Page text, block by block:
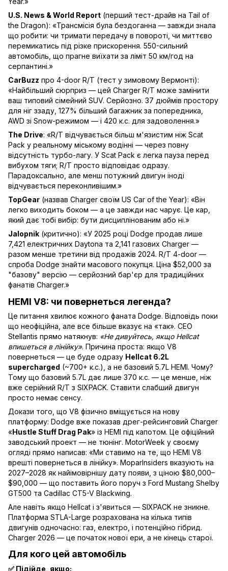
U.S. News & World Report (перший тест-драйв на Tail of
the Dragon): «Трансмісія була бездоганна — завжди знала
що робити: чи тримати передачу в повороті, чи миттєво
перемикатись під різке прискорення. 550-сильний
автомобіль, що прагне виїхати за ліміт 50 км/год на
серпантині.»
CarBuzz про 4-door R/T (тест у зимовому Вермонті):
«Найбільший сюрприз — цей Charger R/T може замінити
ваш типовий сімейний SUV. Серйозно. 37 дюймів простору
для ніг ззаду, 127% більший багажник за попередника,
AWD зі Snow-режимом — і 420 к.с. для задоволення.»
The Drive: «R/T відчувається більш м'язистим ніж Scat
Pack у реальному міському водінні — через повну
відсутність турбо-лагу. У Scat Pack є легка пауза перед
вибухом тяги; R/T просто відповідає одразу.
Парадоксально, але менш потужний двигун іноді
відчувається переконливішим.»
TopGear (назвав Charger своїм US Car of the Year): «Він
легко виходить боком — а це завжди нас чарує. Це кар,
який дає тобі вибір: бути дисциплінованим або ні.»
Jalopnik (критично): «У 2025 році Dodge продав лише
7,421 електричних Daytona та 2,141 газових Charger —
разом менше третини від продажів 2024. R/T 4-door —
спроба Dodge знайти масового покупця. Ціна $52,000 за
"базову" версію — серйозний бар'єр для традиційних
фанатів Charger.»
HEMI V8: чи повернеться легенда?
Це питання хвилює кожного фаната Dodge. Відповідь поки
що неофіційна, але все більше вказує на «так». CEO
Stellantis прямо натякнув: «Не дивуйтесь, якщо Hellcat
впишеться в лінійку». Причина проста: якщо V8
повернеться — це буде одразу Hellcat 6.2L
supercharged (~700+ к.с.), а не базовий 5.7L HEMI. Чому?
Тому що базовий 5.7L дає лише 370 к.с. — це менше, ніж
вже серійний R/T з SIXPACK. Ставити слабший двигун
просто немає сенсу.
Докази того, що V8 фізично вміщується на нову
платформу: Dodge вже показав дрег-рейсинговий Charger
«Hustle Stuff Drag Pak» із HEMI під капотом. Це офіційний
заводський проект — не тюнінг. MotorWeek у своєму
огляді прямо написав: «Ми ставимо на те, що HEMI V8
врешті повернеться в лінійку». MoparInsiders вказують на
2027–2028 як найімовірнішу дату появи, з ціною $80,000–
$90,000 — що поставить його поруч з Ford Mustang Shelby
GT500 та Cadillac CT5-V Blackwing.
Але навіть якщо Hellcat і з'явиться — SIXPACK не зникне.
Платформа STLA-Large розрахована на кілька типів
двигунів одночасно: газ, електро, і потенційно гібрид.
Charger 2026 — це початок нової ери, а не кінець старої.
Для кого цей автомобіль
✅ Підійде, якщо: